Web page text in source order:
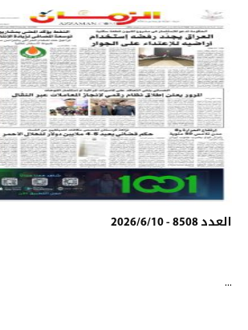
العدد 8508 - 2026/6/10
...